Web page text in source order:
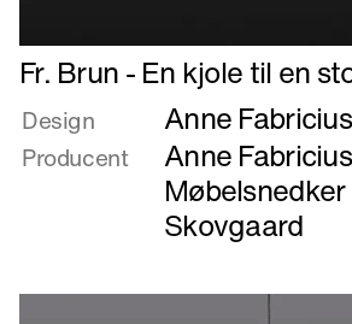
Læs
mere
om
Fr.
Brun
til
Fr. Brun - En kjole til en
Design Anne
Producent Anne
Skovgaard